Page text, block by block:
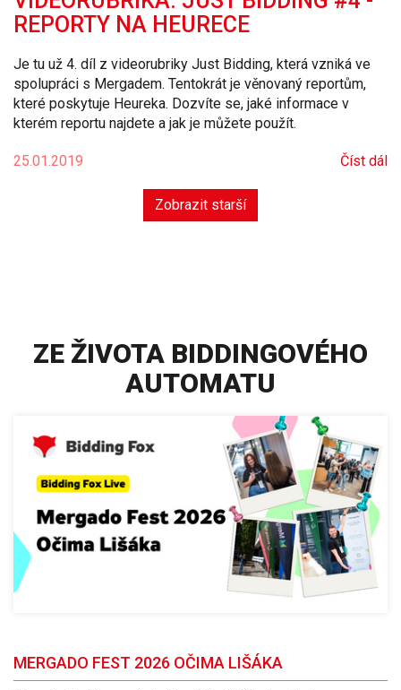
REPORTY NA HEURECE
Je tu už 4. díl z videorubriky Just Bidding, která vzniká ve
spolupráci s Mergadem. Tentokrát je věnovaný reportům,
které poskytuje Heureka. Dozvíte se, jaké informace v
kterém reportu najdete a jak je můžete použít.
25.01.2019 Číst dál
Zobrazit starší
ZE ŽIVOTA BIDDINGOVÉHO
AUTOMATU
MERGADO FEST 2026 OČIMA LIŠÁKA